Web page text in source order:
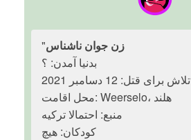
"زن جوان ناشناس
بدنیا آمدن: ؟
تلاش برای قتل: 12 دسامبر 2021
محل اقامت: Weerselo، هلند
منبع: احتمالا ترکیه
کودکان: هیچ